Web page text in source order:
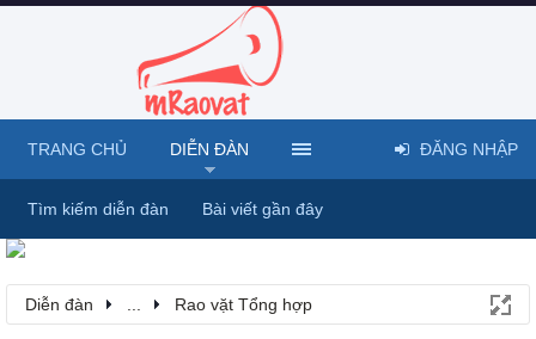
Diễn đàn Rao vặt Tổng hợp
TRANG CHỦ DIỄN ĐÀN
Tìm kiếm diễn đàn Bài viết gần đây
ĐĂNG NHẬP